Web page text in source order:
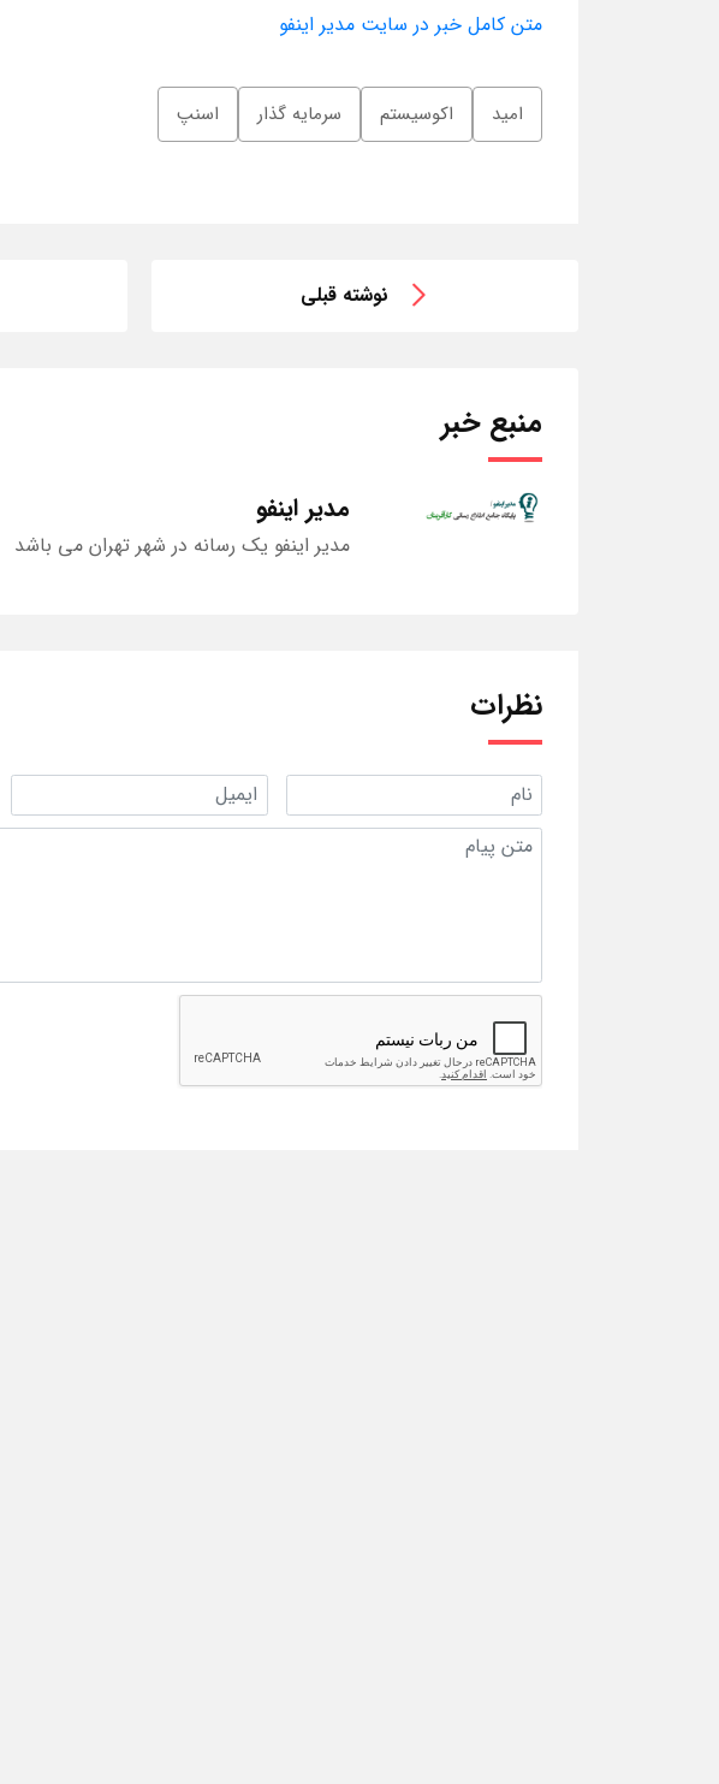
متن کامل خبر در سایت مدیر اینفو
امید اکوسیستم سرمایه گذار اسنپ
نوشته قبلی
منبع خبر
مدیر اینفو
مدیر اینفو یک رسانه در شهر تهران می باشد
نظرات